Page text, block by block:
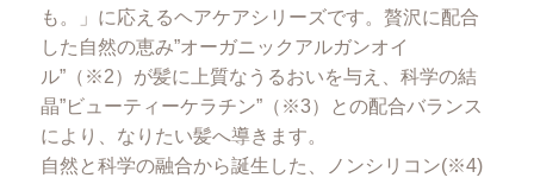
も。」に応えるヘアケアシリーズです。贅沢に配合
した自然の恵み”オーガニックアルガンオイ
ル”（※2）が髪に上質なうるおいを与え、科学の結
晶”ビューティーケラチン”（※3）との配合バランス
により、なりたい髪へ導きます。
自然と科学の融合から誕生した、ノンシリコン(※4)